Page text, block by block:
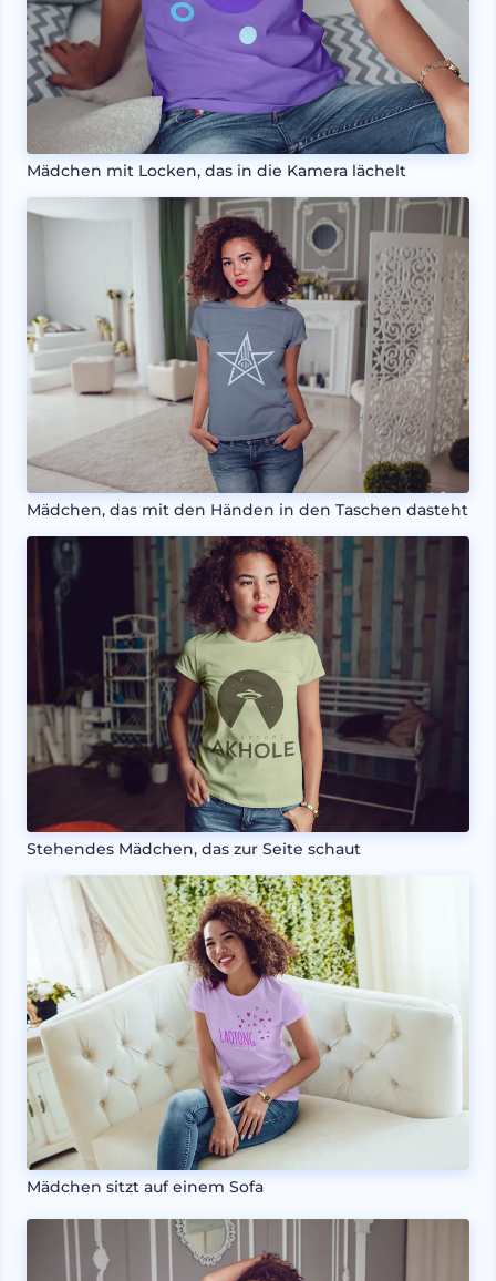
Mädchen mit Locken, das in die Kamera lächelt
Mädchen, das mit den Händen in den Taschen dasteht
Stehendes Mädchen, das zur Seite schaut
Mädchen sitzt auf einem Sofa